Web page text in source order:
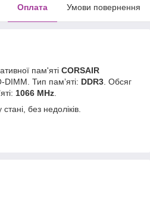
Оплата Умови повернення
пам'яті CORSAIR
DIMM. Тип памʼяті: DDR3 . Обсяг
1066 MHz
без недоліків.